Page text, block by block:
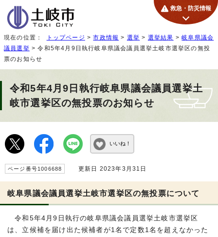
救急・防災情報
現在の位置： トップページ >市政情報 > 選挙 > 選挙結果 >岐阜県議会
議員選挙 > 令和5年4月9日執行岐阜県議会議員選挙土岐市選挙区の無投
票のお知らせ
令和5年4月9日執行岐阜県議会議員選挙土
岐市選挙区の無投票のお知らせ
いいね！
ページ番号1006688 更新日 2023年3月31日
岐阜県議会議員選挙土岐市選挙区の無投票について
令和5年4月9日執行の岐阜県議会議員選挙土岐市選挙区
は、立候補を届け出た候補者が1名で定数1名を超えなかった